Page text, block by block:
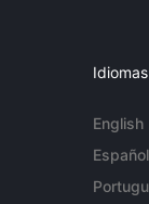
Idiomas
English
Español